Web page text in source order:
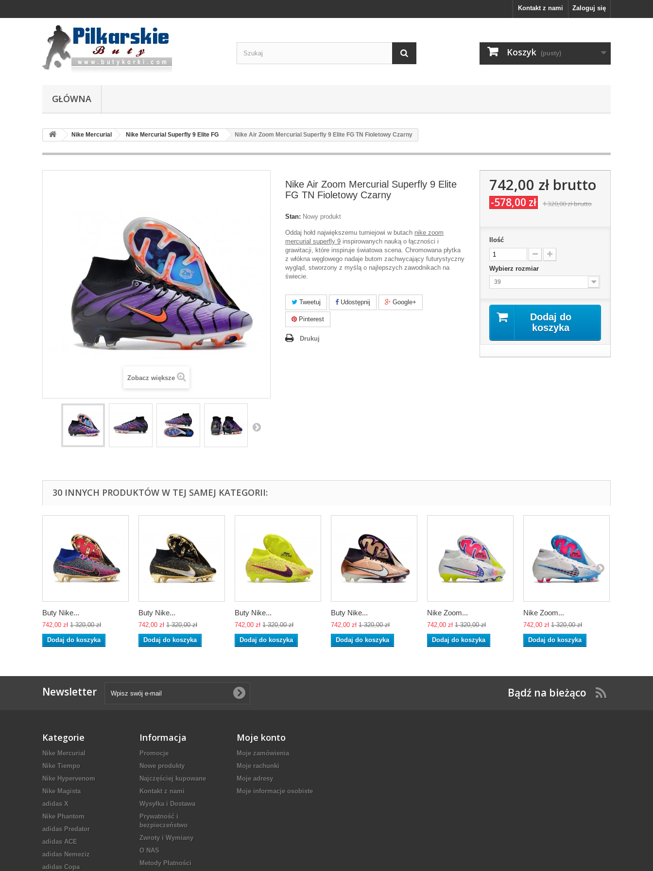
Zaloguj się
Kontakt z nami
Koszyk (pusty)
GŁÓWNA
Nike Mercurial Nike Mercurial Superfly 9 Elite FG Nike Air Zoom Mercurial Superfly 9 Elite FG TN Fioletowy Czarny
Zobacz większe
Nike Air Zoom Mercurial Superfly 9 Elite
FG TN Fioletowy Czarny
Stan: Nowy produkt
Oddaj hołd największemu turniejowi w butach nike zoom
mercurial superfly 9 inspirowanych nauką o łączności i
grawitacji, które inspiruje światowa scena. Chromowana płytka
z włókna węglowego nadaje butom zachwycający futurystyczny
wygląd, stworzony z myślą o najlepszych zawodnikach na
świecie.
Tweetuj Udostępnij Google+
Pinterest
Drukuj
742,00 złbrutto
-578,00 zł 1 320,00 złbrutto
Ilość
Wybierz rozmiar
39
Dodaj do
koszyka
30 INNYCH PRODUKTÓW W TEJ SAMEJ KATEGORII:
Buty Nike...
742,00 zł 1 320,00 zł
Dodaj do koszyka
Buty Nike...
742,00 zł 1 320,00 zł
Dodaj do koszyka
Buty Nike...
742,00 zł 1 320,00 zł
Dodaj do koszyka
Buty Nike...
742,00 zł 1 320,00 zł
Dodaj do koszyka
Nike Zoom...
742,00 zł 1 320,00 zł
Dodaj do koszyka
Nike Zoom...
742,00 zł 1 320,00 zł
Dodaj do koszyka
Newsletter Bądź na bieżąco
Kategorie
Nike Mercurial
Nike Tiempo
Nike Hypervenom
Nike Magista
adidas X
Nike Phantom
adidas Predator
adidas ACE
adidas Nemeziz
adidas Copa
Informacja
Promocje
Nowe produkty
Najczęściej kupowane
Kontakt z nami
Wysyłka i Dostawa
Prywatność i
bezpieczeństwo
Zwroty i Wymiany
O NAS
Metody Płatności
Moje konto
Moje zamówienia
Moje rachunki
Moje adresy
Moje informacje osobiste